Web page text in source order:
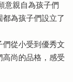
意親自為孩子們
為孩子們設立了
們從小受到優秀文
尚的品格，感受